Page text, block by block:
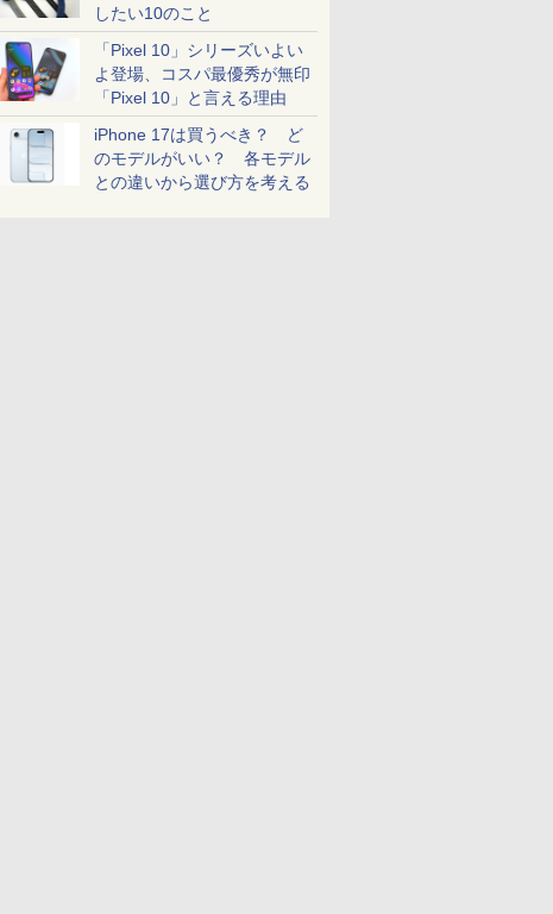
したい10のこと
「Pixel 10」シリーズいよい
よ登場、コスパ最優秀が無印
「Pixel 10」と言える理由
iPhone 17は買うべき？ ど
のモデルがいい？ 各モデル
との違いから選び方を考える